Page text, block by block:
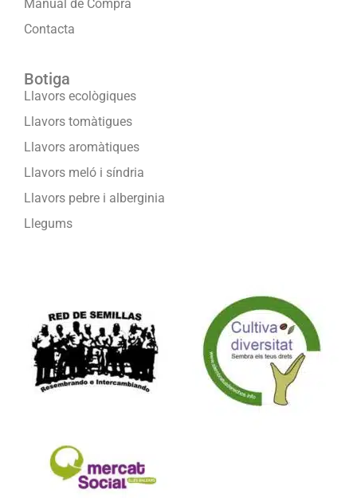
Manual de Compra
Contacta
Botiga
Llavors ecològiques
Llavors tomàtigues
Llavors aromàtiques
Llavors meló i síndria
Llavors pebre i alberginia
Llegums